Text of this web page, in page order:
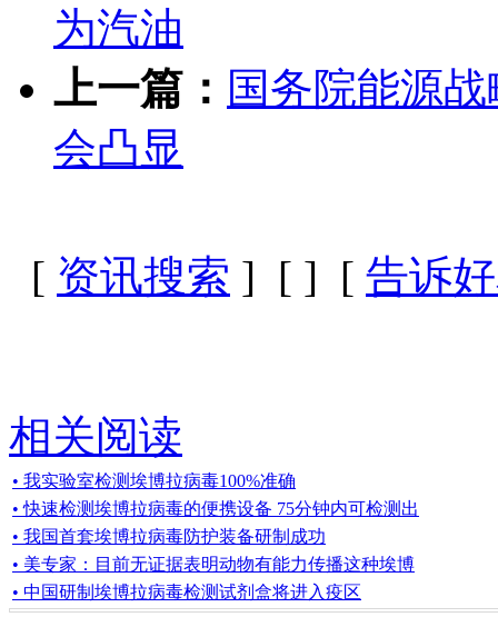
为汽油
上一篇： 国务院能源
会凸显
[ 资讯搜索 ] [ ] [ 告诉
相关阅读
• 我实验室检测埃博拉病毒100%准确
• 快速检测埃博拉病毒的便携设备 75分钟内可检测出
• 我国首套埃博拉病毒防护装备研制成功
• 美专家：目前无证据表明动物有能力传播这种埃博
• 中国研制埃博拉病毒检测试剂盒将进入疫区